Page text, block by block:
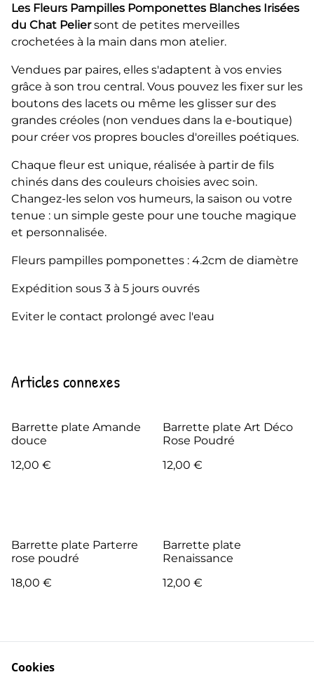
Les Fleurs Pampilles Pomponettes Blanches Irisées
du Chat Peliersont de petites merveilles
crochetées à la main dans mon atelier.
Vendues par paires, elles s'adaptent à vos envies
grâce à son trou central. Vous pouvez les fixer sur les
boutons des lacets ou même les glisser sur des
grandes créoles (non vendues dans la e-boutique)
pour créer vos propres boucles d'oreilles poétiques.
Chaque fleur est unique, réalisée à partir de fils
chinés dans des couleurs choisies avec soin.
Changez-les selon vos humeurs, la saison ou votre
tenue : un simple geste pour une touche magique
et personnalisée.
Fleurs pampilles pomponettes : 4.2cm de diamètre
Expédition sous 3 à 5 jours ouvrés
Eviter le contact prolongé avec l'eau
Articles connexes
Barrette plate Amande
douce
12,00 €
Barrette plate Art Déco
Rose Poudré
12,00 €
Barrette plate Parterre
rose poudré
18,00 €
Barrette plate
Renaissance
12,00 €
Cookies